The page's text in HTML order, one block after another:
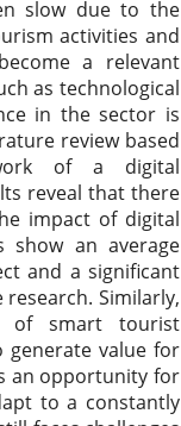
slow due to the
activities and
a relevant
as technological
in the sector is
review based
of a digital
reveal that there
impact of digital
show an average
and a significant
Similarly,
of smart tourist
value for
an opportunity for
to a constantly